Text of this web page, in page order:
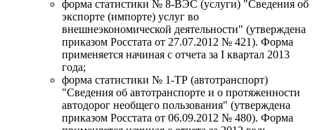
форма статистики № 8-ВЭС (услуги) "Сведения об
экспорте (импорте) услуг во
внешнеэкономической деятельности" (утверждена
приказом Росстата от 27.07.2012 № 421). Форма
применяется начиная с отчета за I квартал 2013
года;
форма статистики № 1-ТР (автотранспорт)
"Сведения об автотранспорте и о протяженности
автодорог необщего пользования" (утверждена
приказом Росстата от 06.09.2012 № 480). Форма